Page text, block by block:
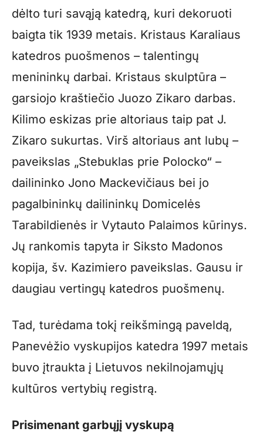
dėlto turi savąją katedrą, kuri dekoruoti
baigta tik 1939 metais. Kristaus Karaliaus
katedros puošmenos – talentingų
menininkų darbai. Kristaus skulptūra –
garsiojo kraštiečio Juozo Zikaro darbas.
Kilimo eskizas prie altoriaus taip pat J.
Zikaro sukurtas. Virš altoriaus ant lubų –
paveikslas „Stebuklas prie Polocko“ –
dailininko Jono Mackevičiaus bei jo
pagalbininkų dailininkų Domicelės
Tarabildienės ir Vytauto Palaimos kūrinys.
Jų rankomis tapyta ir Siksto Madonos
kopija, šv. Kazimiero paveikslas. Gausu ir
daugiau vertingų katedros puošmenų.
Tad, turėdama tokį reikšmingą paveldą,
Panevėžio vyskupijos katedra 1997 metais
buvo įtraukta į Lietuvos nekilnojamųjų
kultūros vertybių registrą.
Prisimenant garbųjį vyskupą